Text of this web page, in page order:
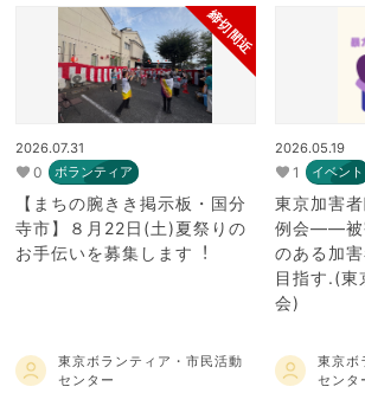
締切間近
2026.07.31
0 ボランティア
【まちの腕きき掲示板・国分
寺市】８月22日(⼟)夏祭りの
お⼿伝いを募集します︕
2026.05.19
1 イベント
東京加害
例会――被
のある加
目指す.(東
会)
東京ボランティア・市民活動
センター
東京ボ
センタ